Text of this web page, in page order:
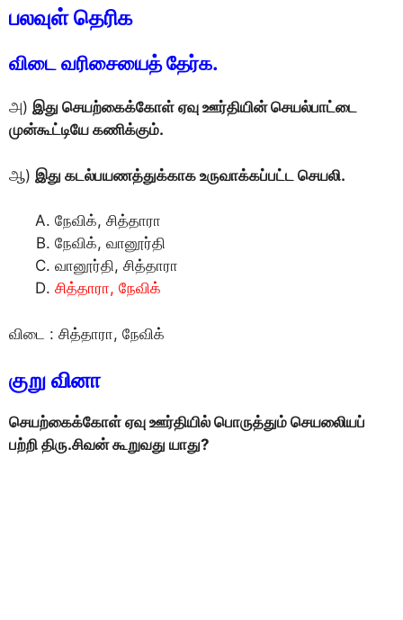
பலவுள் தெரிக
விடை வரிசையைத் தேர்க.
அ) இது செயற்கைக்கோள் ஏவு ஊர்தியின் செயல்பாட்டை
முன்கூட்டியே கணிக்கும்.
ஆ) இது கடல்பயணத்துக்காக உருவாக்கப்பட்ட செயலி.
நேவிக், சித்தாரா
நேவிக், வானூர்தி
வானூர்தி, சித்தாரா
சித்தாரா, நேவிக்
விடை : சித்தாரா, நேவிக்
குறு வினா
செயற்கைக்கோள் ஏவு ஊர்தியில் பொருத்தும் செயலிையப்
பற்றி திரு.சிவன் கூறுவது யாது?